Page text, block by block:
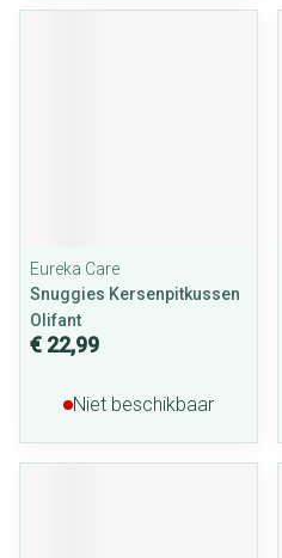
Eureka Care
Snuggies Kersenpitkussen
Olifant
€ 22,99
Niet beschikbaar